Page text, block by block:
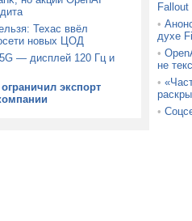
Техас ввёл
новых ЦОД
— дисплей 120 Гц и
экспорт
•
духе
•
не
•
•